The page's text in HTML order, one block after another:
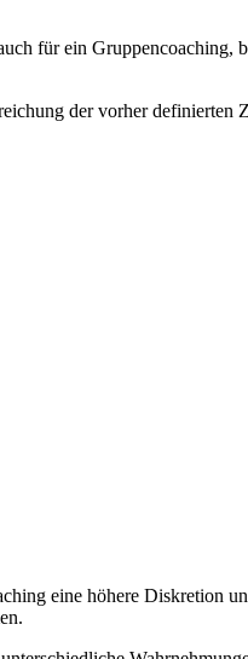
für ein Gruppencoaching,
der vorher definierten
eine höhere Diskretion